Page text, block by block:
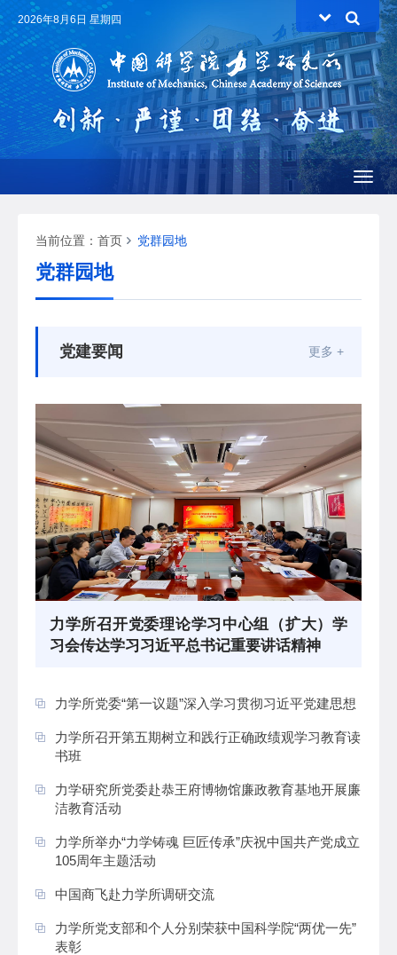
2026年8月6日 星期四
当前位置： 首页 党群园地
党群园地
党建要闻 更多 +
力学所召开党委理论学习中心组（扩大）学
习会传达学习习近平总书记重要讲话精神
力学所党委“第一议题”深入学习贯彻习近平党建思想
力学所召开第五期树立和践行正确政绩观学习教育读
书班
力学研究所党委赴恭王府博物馆廉政教育基地开展廉
洁教育活动
力学所举办“力学铸魂 巨匠传承”庆祝中国共产党成立
105周年主题活动
中国商飞赴力学所调研交流
力学所党支部和个人分别荣获中国科学院“两优一先”
表彰